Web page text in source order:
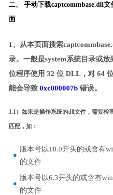
二、 手动下载captcommbase.dll文
面
1、从本页面搜索
录。一般是system系统目录或
位程序使用 32 位 DLL，对 64
能会导致 0xc000007b错误。
1.1）如果是操作系统的dll文件，需要检
匹配，如：
版本号以10.0开头的或含有
的文件
版本号以6.3开头的或含有
的文件